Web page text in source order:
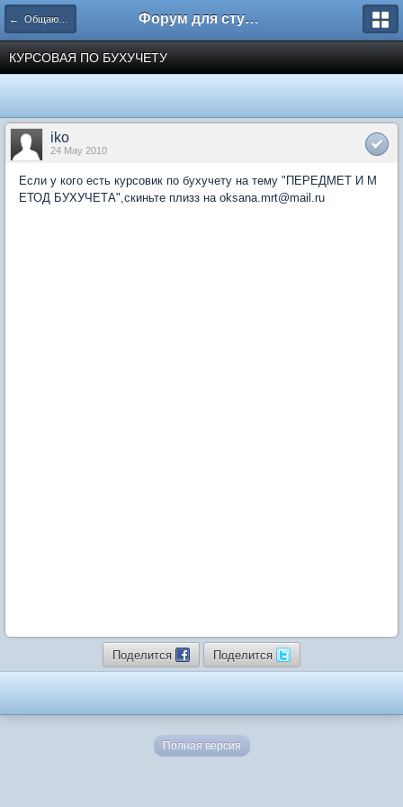
← Общаются экономисты Форум для студента СГА
КУРСОВАЯ ПО БУХУЧЕТУ
iko
24 May 2010
Если у кого есть курсовик по бухучету на тему "ПЕРЕДМЕТ И М
ЕТОД БУХУЧЕТА",скиньте плизз на oksana.mrt@mail.ru
Поделится Поделится
Полная версия